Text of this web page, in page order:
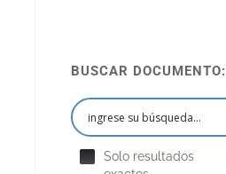
BUSCAR DOCUMENTO:
Solo resultados